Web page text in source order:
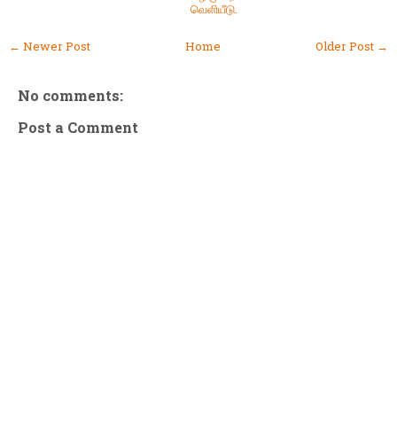
வெளியீடு.
← Newer Post Older Post →
Home
No comments:
Post a Comment